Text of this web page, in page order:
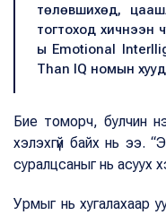
төлөвшихөд,
тогтоход хичнээн
ы Emotional
Than IQ номын
Бие томорч, булчин
хэлэхгүй байх нь ээ.
суралцсаныг нь асуух
Урмыг нь хугалахаар